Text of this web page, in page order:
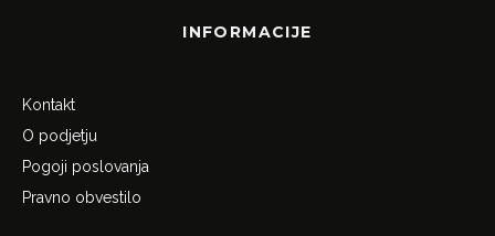
INFORMACIJE
Kontakt
O podjetju
Pogoji poslovanja
Pravno obvestilo